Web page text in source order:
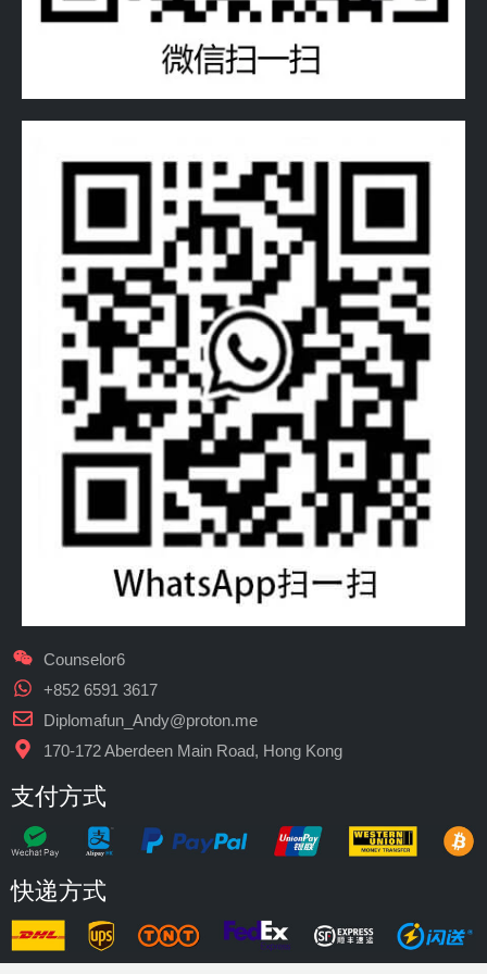
Counselor6
+852 6591 3617
Diplomafun_Andy@proton.me
170-172 Aberdeen Main Road, Hong Kong
支付方式
快递方式